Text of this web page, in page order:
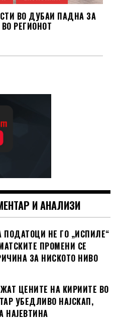
ВО ДУБАИ ПАДНА ЗА
РЕГИОНОТ
И АНАЛИЗИ
ПОДАТОЦИ НЕ ГО „ИСПИЛЕ“
ПРОМЕНИ СЕ
ЗА НИСКОТО НИВО
ЦЕНИТЕ НА КИРИИТЕ ВО
УБЕДЛИВО НАЈСКАП,
НАЈЕВТИНА